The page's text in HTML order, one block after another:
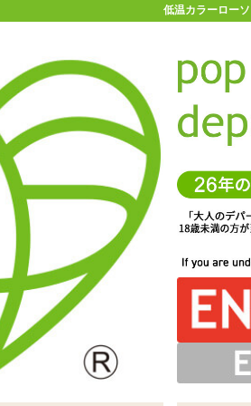
お買い物ガイド お問い合
蝋燭(ロウソク) 低温カラーロー
山垂らしたい時にもオススメです ※サイズ
ズ実測値です
低温カラーロー